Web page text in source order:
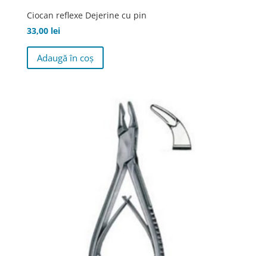
Ciocan reflexe Dejerine cu pin
33,00 lei
Adaugă în coș